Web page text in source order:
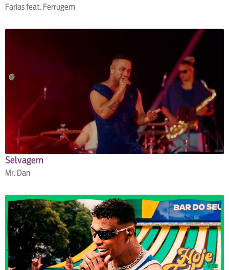
Farias feat. Ferrugem
Selvagem
Mr. Dan